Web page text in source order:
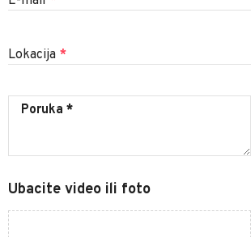
Lokacija *
Ubacite video ili foto